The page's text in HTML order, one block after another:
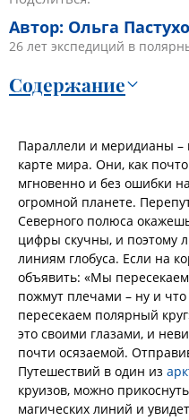
Автор: Ольга
26 лет экспедиций в
Содержание
Параллели и меридианы –
карте мира. Они, как
мгновенно и без ошибки
огромной планете.
Северного полюса
цифры скучны, и поэтому
линиям глобуса. Если на
объявить: «Мы
пожмут плечами – ну и что
пересекаем полярный
это своими глазами, и
почти осязаемой.
Путешествий в один из
круизов, можно
магических линий и